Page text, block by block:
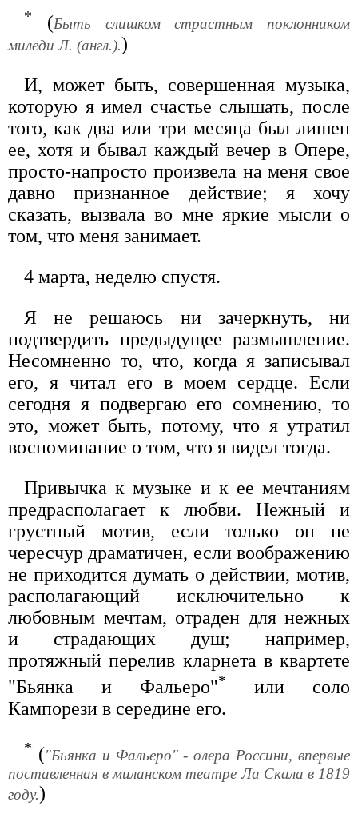
* (Быть слишком страстным поклонником
миледи Л. (англ.).)
И, может быть, совершенная музыка,
которую я имел счастье слышать, после
того, как два или три месяца был лишен
ее, хотя и бывал каждый вечер в Опере,
просто-напросто произвела на меня свое
давно признанное действие; я хочу
сказать, вызвала во мне яркие мысли о
том, что меня занимает.
4 марта, неделю спустя.
Я не решаюсь ни зачеркнуть, ни
подтвердить предыдущее размышление.
Несомненно то, что, когда я записывал
его, я читал его в моем сердце. Если
сегодня я подвергаю его сомнению, то
это, может быть, потому, что я утратил
воспоминание о том, что я видел тогда.
Привычка к музыке и к ее мечтаниям
предрасполагает к любви. Нежный и
грустный мотив, если только он не
чересчур драматичен, если воображению
не приходится думать о действии, мотив,
располагающий исключительно к
любовным мечтам, отраден для нежных
и страдающих душ; например,
протяжный перелив кларнета в квартете
"Бьянка и Фальеро"*
или соло
Кампорези в середине его.
* ("Бьянка и Фальеро" - олера Россини, впервые
поставленная в миланском театре Ла Скала в 1819
году.)